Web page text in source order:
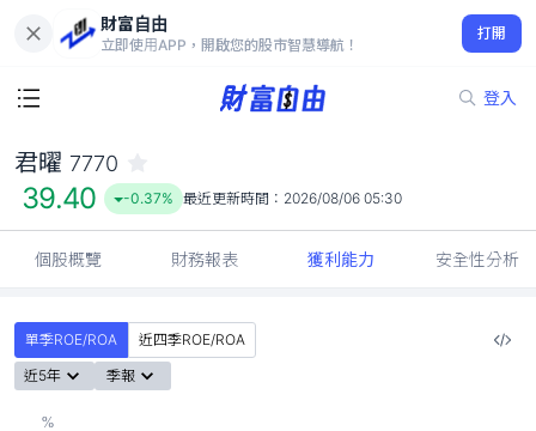
財富自由
立即使用APP，開啟您的股市智慧導航！
打開
登入
39.40
-0.37%
君曜 7770
39.40 -0.37% 最近更新時間： 2026/08/06 05:30
個股概覽 財務報表 獲利能力 安全性分析
單季ROE/ROA
近四季ROE/ROA
近5年
季報